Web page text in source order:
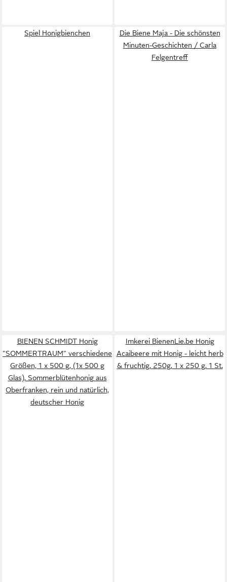
Spiel Honigbienchen
Die Biene Maja - Die schönsten
Minuten-Geschichten / Carla
Felgentreff
BIENEN SCHMIDT Honig
"SOMMERTRAUM" verschiedene
Größen, 1 x 500 g, (1x 500 g
Glas), Sommerblütenhonig aus
Oberfranken, rein und natürlich,
deutscher Honig
Imkerei BienenLie.be Honig
Acaibeere mit Honig - leicht herb
& fruchtig, 250g, 1 x 250 g, 1 St.